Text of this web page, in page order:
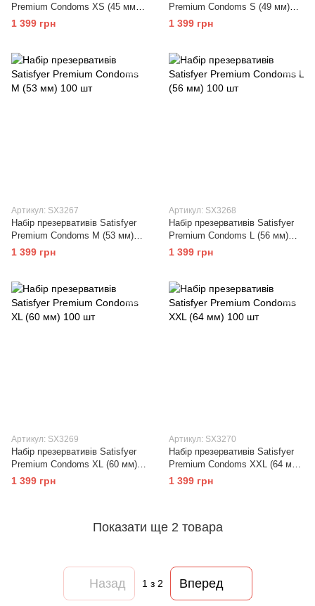
Premium Condoms XS (45 мм)
100 шт
1 399 грн
Premium Condoms S (49 мм)
100 шт
1 399 грн
Артикул: SX3267
Набір презервативів Satisfyer
Premium Condoms M (53 мм)
100 шт
1 399 грн
Артикул: SX3268
Набір презервативів Satisfyer
Premium Condoms L (56 мм)
100 шт
1 399 грн
Артикул: SX3269
Набір презервативів Satisfyer
Premium Condoms XL (60 мм)
100 шт
1 399 грн
Артикул: SX3270
Набір презервативів Satisfyer
Premium Condoms XXL (64 мм)
100 шт
1 399 грн
Показати ще 2 товара
Назад 1 з 2 Вперед